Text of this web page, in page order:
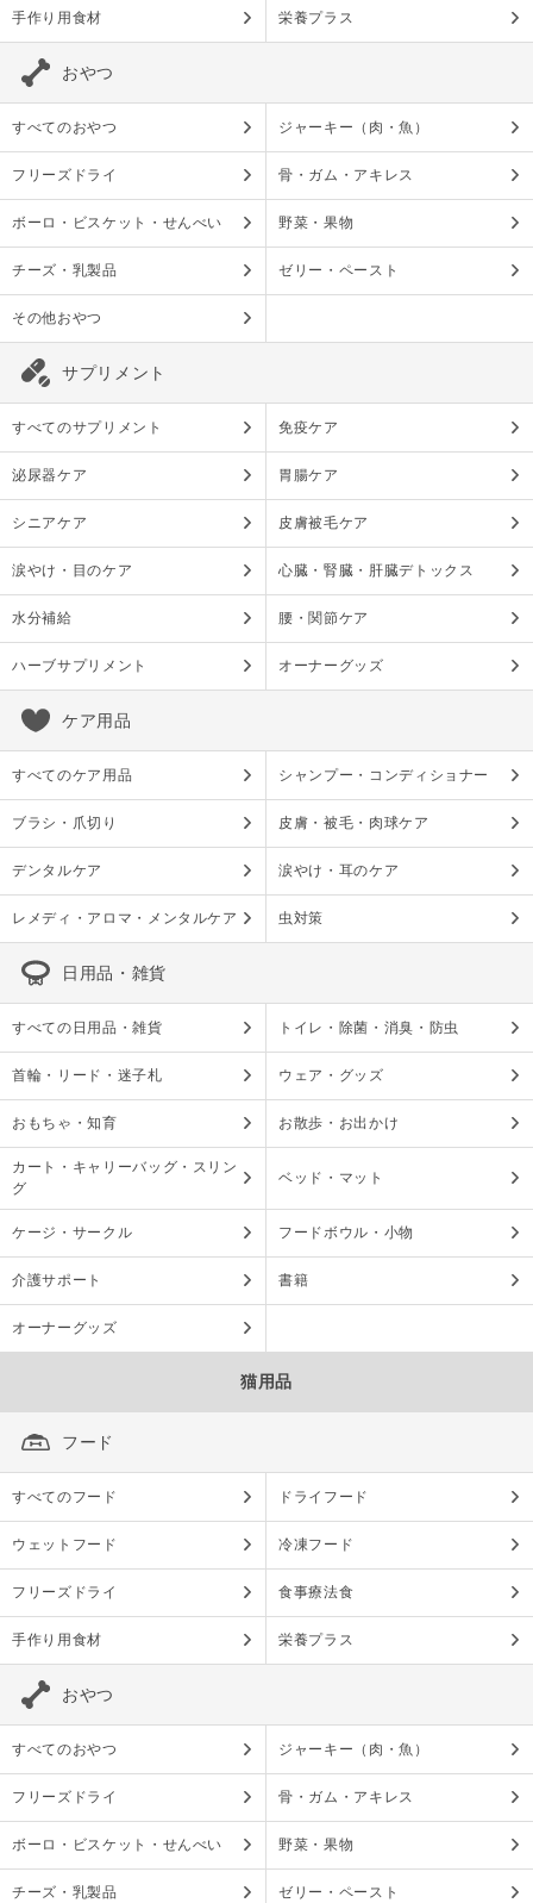
手作り用食材 栄養プラス
おやつ
すべてのおやつ ジャーキー（肉・魚）
フリーズドライ 骨・ガム・アキレス
ボーロ・ビスケット・せんべい 野菜・果物
チーズ・乳製品 ゼリー・ペースト
その他おやつ
サプリメント
すべてのサプリメント 免疫ケア
泌尿器ケア 胃腸ケア
シニアケア 皮膚被毛ケア
涙やけ・目のケア 心臓・腎臓・肝臓デトックス
水分補給 腰・関節ケア
ハーブサプリメント オーナーグッズ
ケア用品
すべてのケア用品 シャンプー・コンディショナー
ブラシ・爪切り 皮膚・被毛・肉球ケア
デンタルケア 涙やけ・耳のケア
レメディ・アロマ・メンタルケア 虫対策
日用品・雑貨
すべての日用品・雑貨 トイレ・除菌・消臭・防虫
首輪・リード・迷子札 ウェア・グッズ
おもちゃ・知育 お散歩・お出かけ
カート・キャリーバッグ・スリン
グ
ベッド・マット
ケージ・サークル フードボウル・小物
介護サポート 書籍
オーナーグッズ
猫用品
フード
すべてのフード ドライフード
ウェットフード 冷凍フード
フリーズドライ 食事療法食
手作り用食材 栄養プラス
おやつ
すべてのおやつ ジャーキー（肉・魚）
フリーズドライ 骨・ガム・アキレス
ボーロ・ビスケット・せんべい 野菜・果物
チーズ・乳製品 ゼリー・ペースト